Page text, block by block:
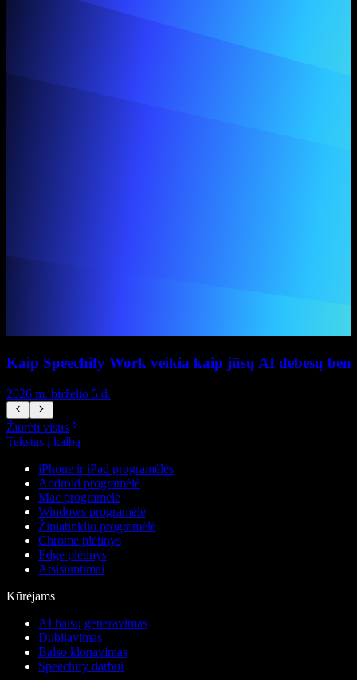
Kaip Speechify Work veikia kaip jūsų AI debesų
2026 m. birželio 5 d.
Žiūrėti visus
Tekstas į kalbą
iPhone ir iPad programėlės
Android programėlė
Mac programėlė
Windows programėlė
Žiniatinklio programėlė
Chrome plėtinys
Edge plėtinys
Atsisiuntimai
Kūrėjams
AI balsų generavimas
Dubliavimas
Balso klonavimas
Speechify darbui